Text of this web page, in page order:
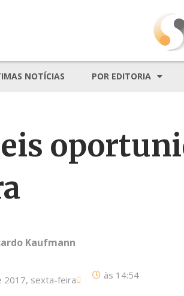
NOTÍCIAS POR EDITORIA
Kaufmann
2017, sexta-feira às 14:54